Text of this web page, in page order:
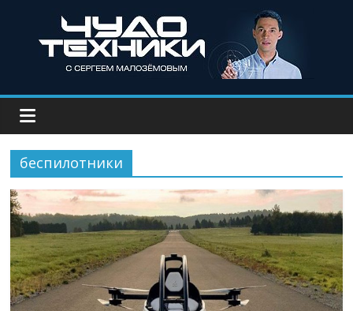
беспилотники